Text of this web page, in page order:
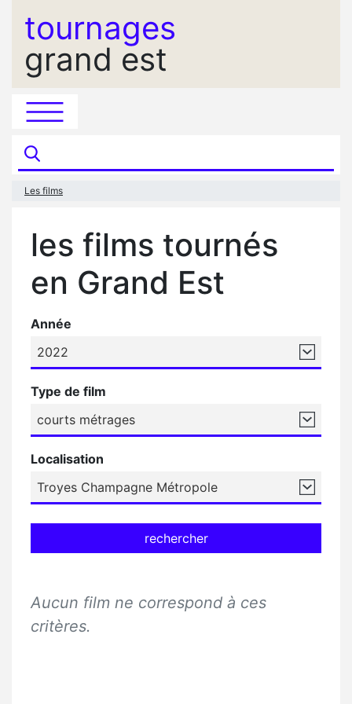
tournages
grand est
Les films
les films tournés
en Grand Est
Année
Type de film
Localisation
rechercher
Aucun film ne correspond à ces
critères.